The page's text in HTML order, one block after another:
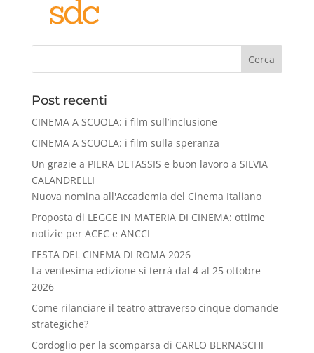
Cerca
Post recenti
CINEMA A SCUOLA: i film sull’inclusione
CINEMA A SCUOLA: i film sulla speranza
Un grazie a PIERA DETASSIS e buon lavoro a SILVIA
CALANDRELLI
Nuova nomina all'Accademia del Cinema Italiano
Proposta di LEGGE IN MATERIA DI CINEMA: ottime
notizie per ACEC e ANCCI
FESTA DEL CINEMA DI ROMA 2026
La ventesima edizione si terrà dal 4 al 25 ottobre
2026
Come rilanciare il teatro attraverso cinque domande
strategiche?
Cordoglio per la scomparsa di CARLO BERNASCHI